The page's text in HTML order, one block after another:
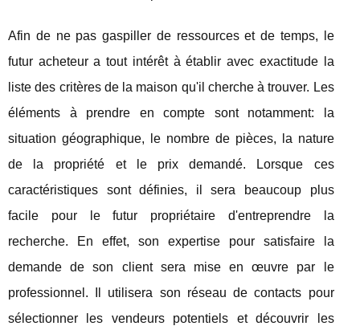
Afin de ne pas gaspiller de ressources et de temps, le
futur acheteur a tout intérêt à établir avec exactitude la
liste des critères de la maison qu'il cherche à trouver. Les
éléments à prendre en compte sont notamment: la
situation géographique, le nombre de pièces, la nature
de la propriété et le prix demandé. Lorsque ces
caractéristiques sont définies, il sera beaucoup plus
facile pour le futur propriétaire d'entreprendre la
recherche. En effet, son expertise pour satisfaire la
demande de son client sera mise en œuvre par le
professionnel. Il utilisera son réseau de contacts pour
sélectionner les vendeurs potentiels et découvrir les